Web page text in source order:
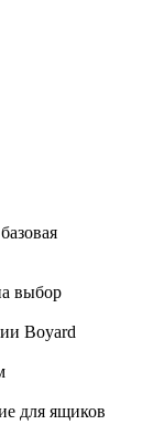
выбор
Boyard
для ящиков